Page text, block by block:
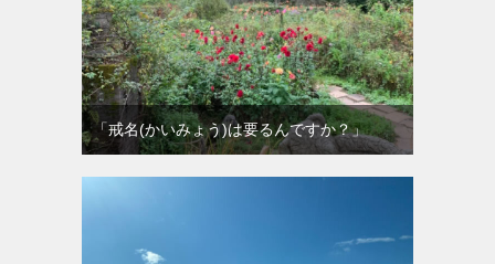
「戒名(かいみょう)は要るんですか？」